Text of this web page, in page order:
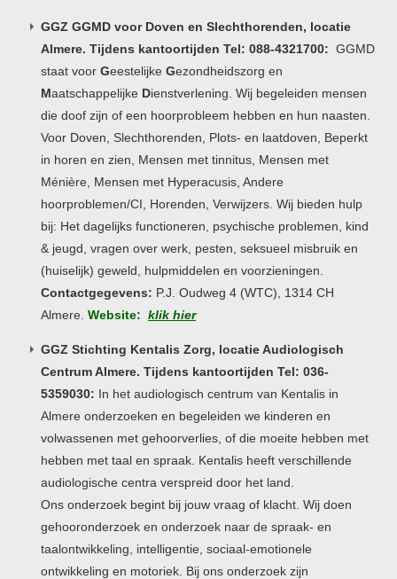
GGZ GGMD voor Doven en Slechthorenden, locatie
Almere. Tijdens kantoortijden Tel: 088-4321700: GGMD
staat voor Geestelijke Gezondheidszorg en
Maatschappelijke Dienstverlening. Wij begeleiden mensen
die doof zijn of een hoorprobleem hebben en hun naasten.
Voor Doven, Slechthorenden, Plots- en laatdoven, Beperkt
in horen en zien, Mensen met tinnitus, Mensen met
Ménière, Mensen met Hyperacusis, Andere
hoorproblemen/CI, Horenden, Verwijzers. Wij bieden hulp
bij: Het dagelijks functioneren, psychische problemen, kind
& jeugd, vragen over werk, pesten, seksueel misbruik en
(huiselijk) geweld, hulpmiddelen en voorzieningen.
Contactgegevens: P.J. Oudweg 4 (WTC), 1314 CH
Almere. Website: klik hier
GGZ Stichting Kentalis Zorg, locatie Audiologisch
Centrum Almere. Tijdens kantoortijden Tel: 036-
5359030: In het audiologisch centrum van Kentalis in
Almere onderzoeken en begeleiden we kinderen en
volwassenen met gehoorverlies, of die moeite hebben met
hebben met taal en spraak. Kentalis heeft verschillende
audiologische centra verspreid door het land.
Ons onderzoek begint bij jouw vraag of klacht. Wij doen
gehooronderzoek en onderzoek naar de spraak- en
taalontwikkeling, intelligentie, sociaal-emotionele
ontwikkeling en motoriek. Bij ons onderzoek zijn